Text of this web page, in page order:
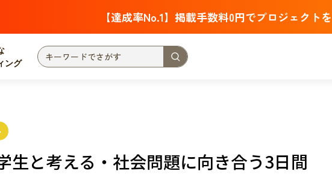
【達成率No.1】掲載手数料0円でプロジェクト
ング
災害
社会貢献
生と考える・社会問題に向き合う3日間